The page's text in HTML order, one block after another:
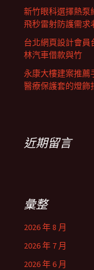
新竹眼科選擇熱泵
飛秒雷射防護需求
台北網頁設計會員
林汽車借款與竹
永康大樓建案推薦
醫療保護套的燈飾
近期留言
彙整
2026 年 8 月
2026 年 7 月
2026 年 6 月